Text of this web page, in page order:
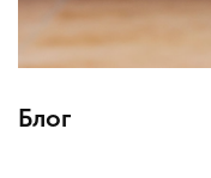
Блог